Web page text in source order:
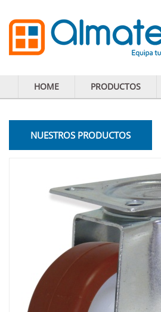
HOME PRODUCTOS
NUESTROS PRODUCTOS